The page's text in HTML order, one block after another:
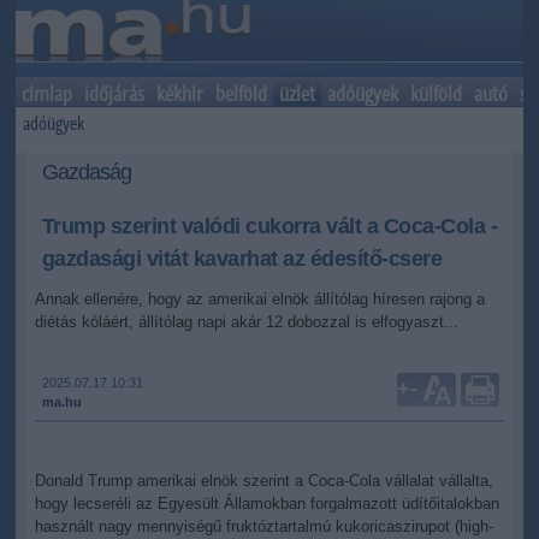
címlap időjárás kékhír belföld üzlet adóügyek külföld autó
adóügyek
Gazdaság
Trump szerint valódi cukorra vált a Coca-Cola -
gazdasági vitát kavarhat az édesítő-csere
Annak ellenére, hogy az amerikai elnök állítólag híresen rajong a
diétás kóláért, állítólag napi akár 12 dobozzal is elfogyaszt...
2025.07.17 10:31
ma.hu
+-
Donald Trump amerikai elnök szerint a Coca-Cola vállalat vállalta,
hogy lecseréli az Egyesült Államokban forgalmazott üdítőitalokban
használt nagy mennyiségű fruktóztartalmú kukoricaszirupot (high-